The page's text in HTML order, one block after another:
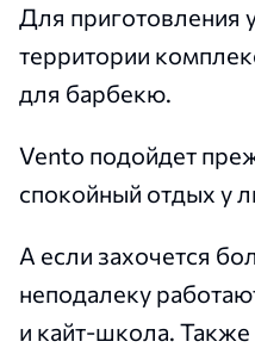
Для приготовления
территории
для барбекю.
Vento подойдет
спокойный отдых у
А если захочется
неподалеку
и кайт-школа.